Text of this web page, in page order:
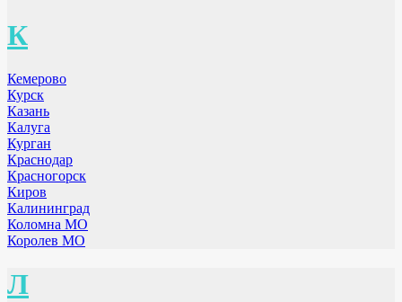
К
Кемерово
Курск
Казань
Калуга
Курган
Краснодар
Красногорск
Киров
Калининград
Коломна МО
Королев МО
Л